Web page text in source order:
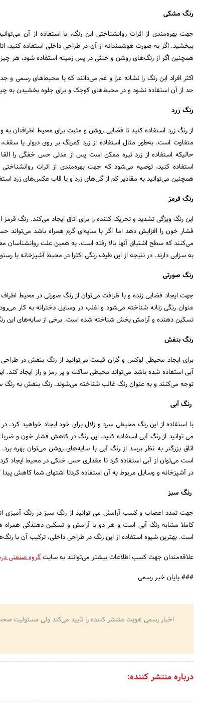
رنگ مشکی
جهت بهره‌مندی از اثرات روانشناختی این رنگ، با استفاده از آن
ببخشید. اگر به صورت هوشمندانه از آن در طراحی داخلی استفاده
همچنین اگر از رنگ‌های روشن و خنثی در پس زمینه استفاده شود، هر
اکثر افراد این رنگ را نشانه عزا و غم می‌دانند که با محیط‌های رسمی
حد از آن استفاده نشود و در محیط‌های کوچک و برای جلوه بخشیدن به
رنگ زرد
از رنگ زرد استفاده کنید تا فضایی روشن و مثبت برای محیط اطرافتان به
متفاوت است. به‌طور مثال استفاده از زرد کمرنگ بر روی دیوار یا
حالیکه استفاده از زرد تیره ممکن است پس از مدتی حس خفگی را القا
استفاده کنید، توصیه می‌شود که جهت بهره‌مندی از اثرات
همچنین می‌توانید به مقادیر کم از گل‌های زرد و یا قاب عکس‌های زرد
رنگ قرمز
این رنگ ویژگی تشدید و تحریک کننده را برای اتاق ایجاد می‌کند. رنگ
فشار خون را افزایش دهد اما اگر با سایه‌ای گرم همراه باشد
می‌کنند که سطح اشتیاق آنها بالا رفته است، به همین علت روانشناسان
به سزایی دارند. در نتیجه از این طیف رنگی اکثرا در محیط آشپزخانه یا
رنگ صورتی
جهت ایجاد فضایی زنده و با ظرافت می‌توان از رنگ صورتی در محیط
عنوان رنگی زنانه شناخته می‌شود و اغلب در وسایل دخترانه به کار
تسکین دهنده و آرامش بخش شناخته شده است. برخی از سایه‌های این
رنگ بنفش
برای ایجاد محیطی لوکس و گران قیمت می‌توانید از رنگ بنفش در طراحی
آبی استفاده شده باشد می‌تواند محیطی ساکت و پر رمز و راز ایجاد
توجه می‌کنند و به عنوان رنگ غالب شناخته می‌شوند. رنگ بنفش به
رنگ آبی
با استفاده از این رنگ محیطی سرد و زلال برای خود ایجاد خواهید کرد.
می توانید از رنگ آبی استفاده کنید. این رنگ در کاهش فشار خون و
اتاق بزرگتر به نظر برسد از رنگ آبی با سایه‌های روشن می‌توان بهره برد.
است می‌توان از آبی استفاده کرد تا مقداری حس خنکی در محیط ایجاد
در آشپزخانه و وسایل مربوط به آن استفاده کردتا اشتهای شما کاهش پیدا
رنگ سبز
جهت تمدد اعصاب و کسب آرامش می توانید از رنگ سبز در رنگ آمیزی
کاملا مشابه رنگ آبی است و هر دو با آرامش و تسکین دهندگی
است. بهترین شیوه استفاده از این رنگ در طراحی داخلی، ترکیب آن با
علاقه‌مندان جهت کسب اطلاعات بیشتر می‌توانند به سایتگروه صنعتی
### پایان خبر رسمی
اخبار رسمی هویت منتشر کننده را تایید می‌کند ولی
درباره منتشر کننده: